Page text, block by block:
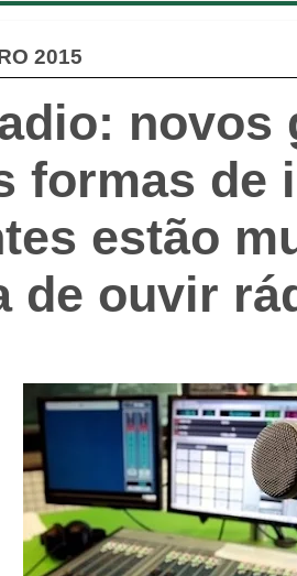
2015
novos
formas de
estão
de ouvir